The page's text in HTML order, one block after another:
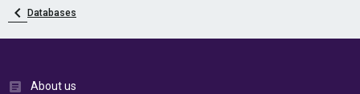
Databases
About us